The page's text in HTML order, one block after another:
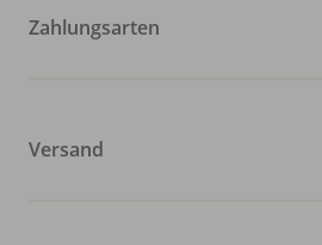
Zahlungsarten
Versand